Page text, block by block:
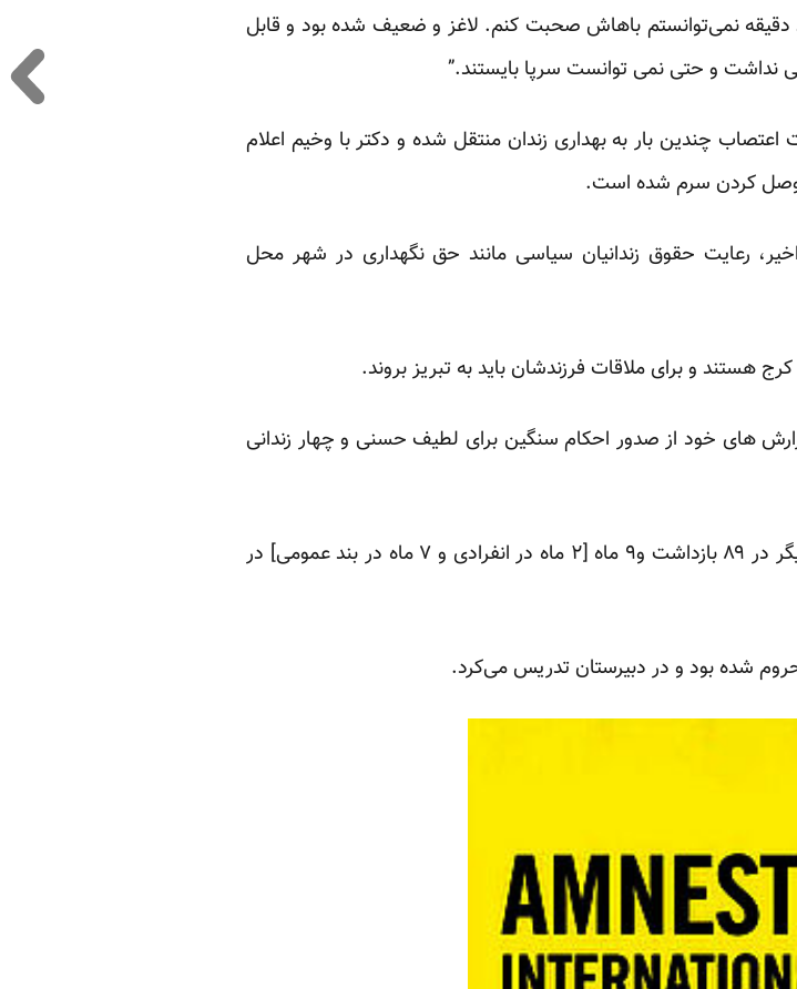
نمی‌توانستم باهاش صحبت کنم. لاغز و ضعیف شده بود و قابل
نداشت و حتی نمی توانست سرپا بایستند.”
چندین بار به بهداری زندان منتقل شده و دکتر با وخیم اعلام
وصل کردن سرم شده است.
رعایت حقوق زندانیان سیاسی مانند حق نگهداری در شهر محل
هستند و برای ملاقات فرزندشان باید به تبریز بروند.
های خود از صدور احکام سنگین برای لطیف حسنی و چهار زندانی
لطیف حسنی به اتهامی که اینک به آن محکوم شده بار دیگر در ۸۹ بازداشت و۹ ماه [۲ ماه در انفرادی و ۷ ماه در بند عمومی] در
شده بود و در دبیرستان تدریس می‌کرد.